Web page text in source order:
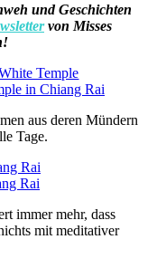
und Geschichten
von Misses
aus deren Mündern
Tage.
immer mehr, dass
mit meditativer